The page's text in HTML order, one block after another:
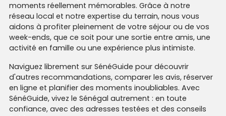
moments réellement mémorables. Grâce à notre
réseau local et notre expertise du terrain, nous vous
aidons à profiter pleinement de votre séjour ou de vos
week-ends, que ce soit pour une sortie entre amis, une
activité en famille ou une expérience plus intimiste.
Naviguez librement sur SénéGuide pour découvrir
d'autres recommandations, comparer les avis, réserver
en ligne et planifier des moments inoubliables. Avec
SénéGuide, vivez le Sénégal autrement : en toute
confiance, avec des adresses testées et des conseils